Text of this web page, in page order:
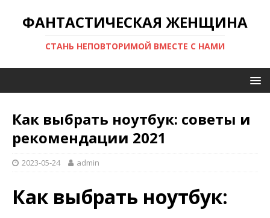
ФАНТАСТИЧЕСКАЯ ЖЕНЩИНА
СТАНЬ НЕПОВТОРИМОЙ ВМЕСТЕ С НАМИ
Как выбрать ноутбук: советы и
рекомендации 2021
2023-05-24 admin
Как выбрать ноутбук: